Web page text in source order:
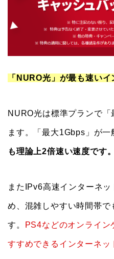
「NURO光」が最も速い
NURO光は標準プランで
ます。「最大1Gbps」が一
も理論上2倍速い速度です。
またIPv6高速インターネ
め、混雑しやすい時間帯で
す。 PS4などのオンライン
すすめできる インターネッ